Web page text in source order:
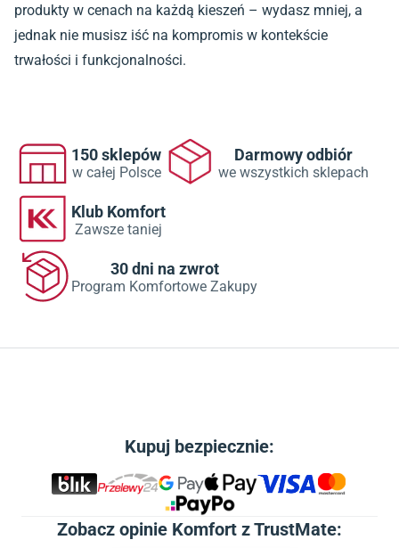
produkty w cenach na każdą kieszeń – wydasz mniej, a
jednak nie musisz iść na kompromis w kontekście
trwałości i funkcjonalności.
150 sklepów
w całej Polsce
Darmowy odbiór
we wszystkich sklepach
Klub Komfort
Zawsze taniej
30 dni na zwrot
Program Komfortowe Zakupy
Kupuj bezpiecznie:
Zobacz opinie Komfort z TrustMate: